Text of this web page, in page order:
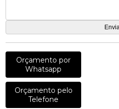
Orçamento por
Whatsapp
Orçamento pelo
Telefone